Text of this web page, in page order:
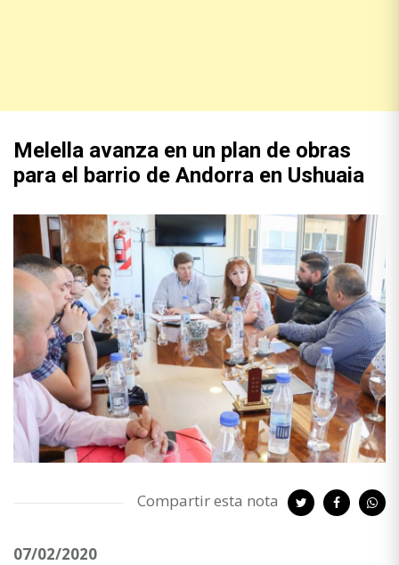
Melella avanza en un plan de obras
para el barrio de Andorra en Ushuaia
Compartir esta nota
07/02/2020